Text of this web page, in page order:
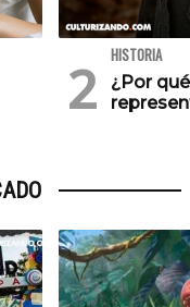
HISTORIA
¿Por